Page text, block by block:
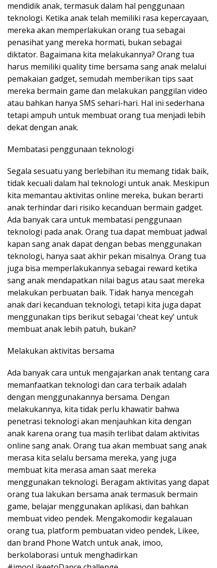
mendidik anak, termasuk dalam hal penggunaan
teknologi. Ketika anak telah memiliki rasa kepercayaan,
mereka akan memperlakukan orang tua sebagai
penasihat yang mereka hormati, bukan sebagai
diktator. Bagaimana kita melakukannya? Orang tua
harus memiliki quality time bersama sang anak melalui
pemakaian gadget, semudah memberikan tips saat
mereka bermain game dan melakukan panggilan video
atau bahkan hanya SMS sehari-hari. Hal ini sederhana
tetapi ampuh untuk membuat orang tua menjadi lebih
dekat dengan anak.
Membatasi penggunaan teknologi
Segala sesuatu yang berlebihan itu memang tidak baik,
tidak kecuali dalam hal teknologi untuk anak. Meskipun
kita memantau aktivitas online mereka, bukan berarti
anak terhindar dari risiko kecanduan bermain gadget.
Ada banyak cara untuk membatasi penggunaan
teknologi pada anak. Orang tua dapat membuat jadwal
kapan sang anak dapat dengan bebas menggunakan
teknologi, hanya saat akhir pekan misalnya. Orang tua
juga bisa memperlakukannya sebagai reward ketika
sang anak mendapatkan nilai bagus atau saat mereka
melakukan perbuatan baik. Tidak hanya mencegah
anak dari kecanduan teknologi, tetapi kita juga dapat
menggunakan tips berikut sebagai ‘cheat key’ untuk
membuat anak lebih patuh, bukan?
Melakukan aktivitas bersama
Ada banyak cara untuk mengajarkan anak tentang cara
memanfaatkan teknologi dan cara terbaik adalah
dengan menggunakannya bersama. Dengan
melakukannya, kita tidak perlu khawatir bahwa
penetrasi teknologi akan menjauhkan kita dengan
anak karena orang tua masih terlibat dalam aktivitas
online sang anak. Orang tua akan membuat sang anak
merasa kita selalu bersama mereka, yang juga
membuat kita merasa aman saat mereka
menggunakan teknologi. Beragam aktivitas yang dapat
orang tua lakukan bersama anak termasuk bermain
game, belajar menggunakan aplikasi, dan bahkan
membuat video pendek. Mengakomodir kegalauan
orang tua, platform pembuatan video pendek, Likee,
dan brand Phone Watch untuk anak, imoo,
berkolaborasi untuk menghadirkan